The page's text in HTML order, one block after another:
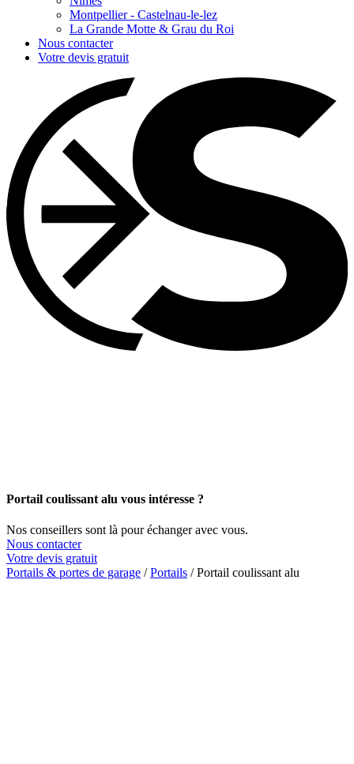
Montpellier - Castelnau-le-lez
La Grande Motte & Grau du Roi
Nous contacter
Votre devis gratuit
Portail coulissant alu vous intéresse ?
Nos conseillers sont là pour échanger avec vous.
Nous contacter
Votre devis gratuit
Portails & portes de garage / Portails / Portail coulissant alu